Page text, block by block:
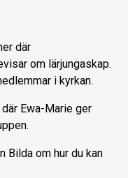
där
om lärjungaskap.
i kyrkan.
Ewa-Marie ger
Bilda om hur du kan